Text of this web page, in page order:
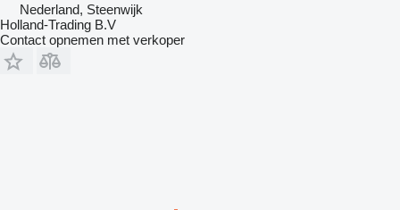
Nederland, Steenwijk
Holland-Trading B.V
Contact opnemen met verkoper